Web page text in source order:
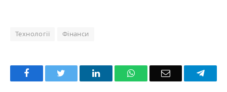
Технології Фінанси
Facebook LinkedInWhatsAppEmail